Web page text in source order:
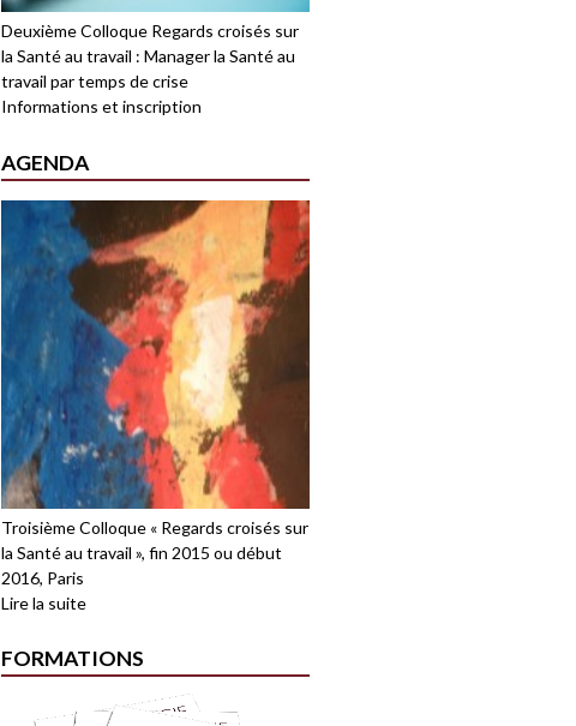
Deuxième Colloque Regards croisés sur
la Santé au travail : Manager la Santé au
travail par temps de crise
Informations et inscription
AGENDA
Troisième Colloque « Regards croisés sur
la Santé au travail », fin 2015 ou début
2016, Paris
Lire la suite
FORMATIONS